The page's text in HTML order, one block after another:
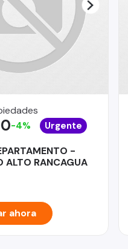
-
ALTO RANCAGUA
-4% Urgente
ahora